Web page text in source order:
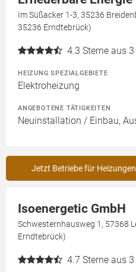
Im Süßacker 1-3, 35236
35236 Erndtebrück)
4.3 Sterne aus
HEIZUNG SPEZIALGEBIETE
Elektroheizung
ANGEBOTENE TÄTIGKEITEN
Neuinstallation / Einbau,
Jetzt Betriebe für
Isoenergetic GmbH
Schwesternhausweg 1, 57368
Erndtebrück)
4.7 Sterne aus